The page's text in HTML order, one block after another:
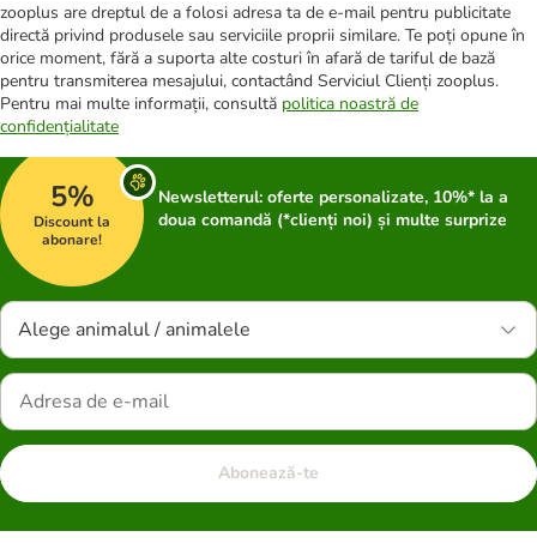
zooplus are dreptul de a folosi adresa ta de e-mail pentru publicitate
directă privind produsele sau serviciile proprii similare. Te poți opune în
orice moment, fără a suporta alte costuri în afară de tariful de bază
pentru transmiterea mesajului, contactând Serviciul Clienți zooplus.
Pentru mai multe informații, consultă politica noastră de
confidențialitate
5%
Discount la
abonare!
Newsletterul: oferte personalizate, 10%* la a
doua comandă (*clienți noi) și multe surprize
Alege animalul / animalele
Abonează-te